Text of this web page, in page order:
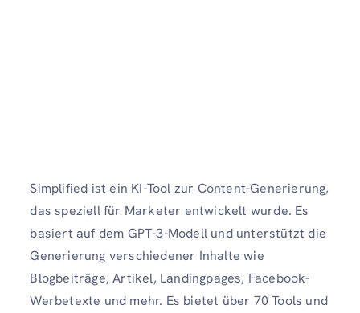
Simplified ist ein KI-Tool zur Content-Generierung,
das speziell für Marketer entwickelt wurde. Es
basiert auf dem GPT-3-Modell und unterstützt die
Generierung verschiedener Inhalte wie
Blogbeiträge, Artikel, Landingpages, Facebook-
Werbetexte und mehr. Es bietet über 70 Tools und